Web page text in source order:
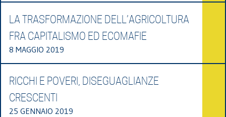
LA TRASFORMAZIONE DELL’AGRICOLTURA
FRA CAPITALISMO ED ECOMAFIE
8 MAGGIO 2019
RICCHI E POVERI, DISEGUAGLIANZE
CRESCENTI
25 GENNAIO 2019